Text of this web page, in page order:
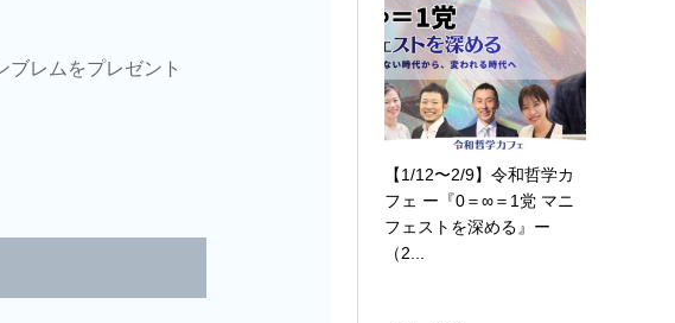
レムをプレゼント
【1/12〜2/9】令和哲学カ
フェ ー『0＝∞＝1党 マニ
フェストを深める』ー
（2...